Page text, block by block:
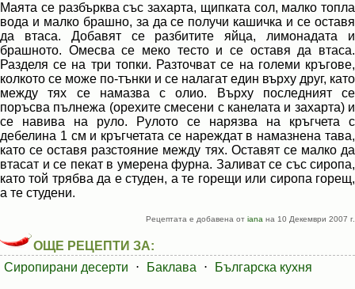
Маята се разбърква със захарта, щипката сол, малко топла
вода и малко брашно, за да се получи кашичка и се оставя
да втаса. Добавят се разбитите яйца, лимонадата и
брашното. Омесва се меко тесто и се оставя да втаса.
Разделя се на три топки. Разточват се на големи кръгове,
колкото се може по-тънки и се налагат един върху друг, като
между тях се намазва с олио. Върху последният се
поръсва пълнежа (орехите смесени с канелата и захарта) и
се навива на руло. Рулото се нарязва на кръгчета с
дебелина 1 см и кръгчетата се нареждат в намазнена тава,
като се оставя разстояние между тях. Оставят се малко да
втасат и се пекат в умерена фурна. Заливат се със сиропа,
като той трябва да е студен, а те горещи или сиропа горещ,
а те студени.
Рецептата е добавена от iana на 10 Декември 2007 г.
ОЩЕ РЕЦЕПТИ ЗА:
Сиропирани десерти
⋅ Баклава ⋅ Българска кухня